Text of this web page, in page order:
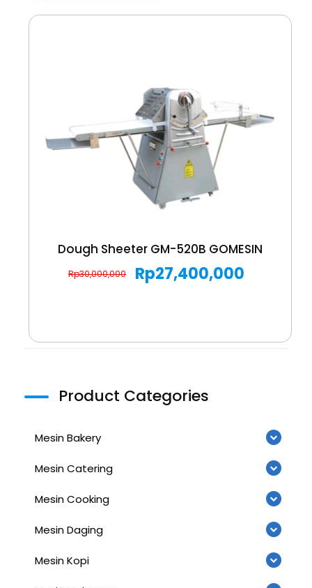
Dough Sheeter GM-520B GOMESIN
Rp27,400,000
Rp30,000,000
Product Categories
Mesin Bakery
Mesin Catering
Mesin Cooking
Mesin Daging
Mesin Kopi